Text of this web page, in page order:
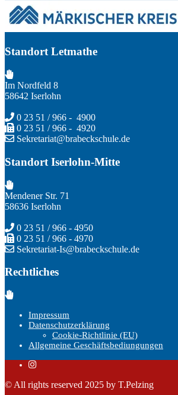
Standort Letmathe
Im Nordfeld 8
58642 Iserlohn
0 23 51 / 966 - 4900
0 23 51 / 966 - 4920
Sekretariat@brabeckschule.de
Standort Iserlohn-Mitte
Mendener Str. 71
58636 Iserlohn
0 23 51 / 966 - 4950
0 23 51 / 966 - 4970
Sekretariat-Is@brabeckschule.de
Rechtliches
Impressum
Datenschutzerklärung
Cookie-Richtlinie (EU)
Allgemeine Geschäftsbediungungen
© All rights reserved 2025 by T.Pelzing